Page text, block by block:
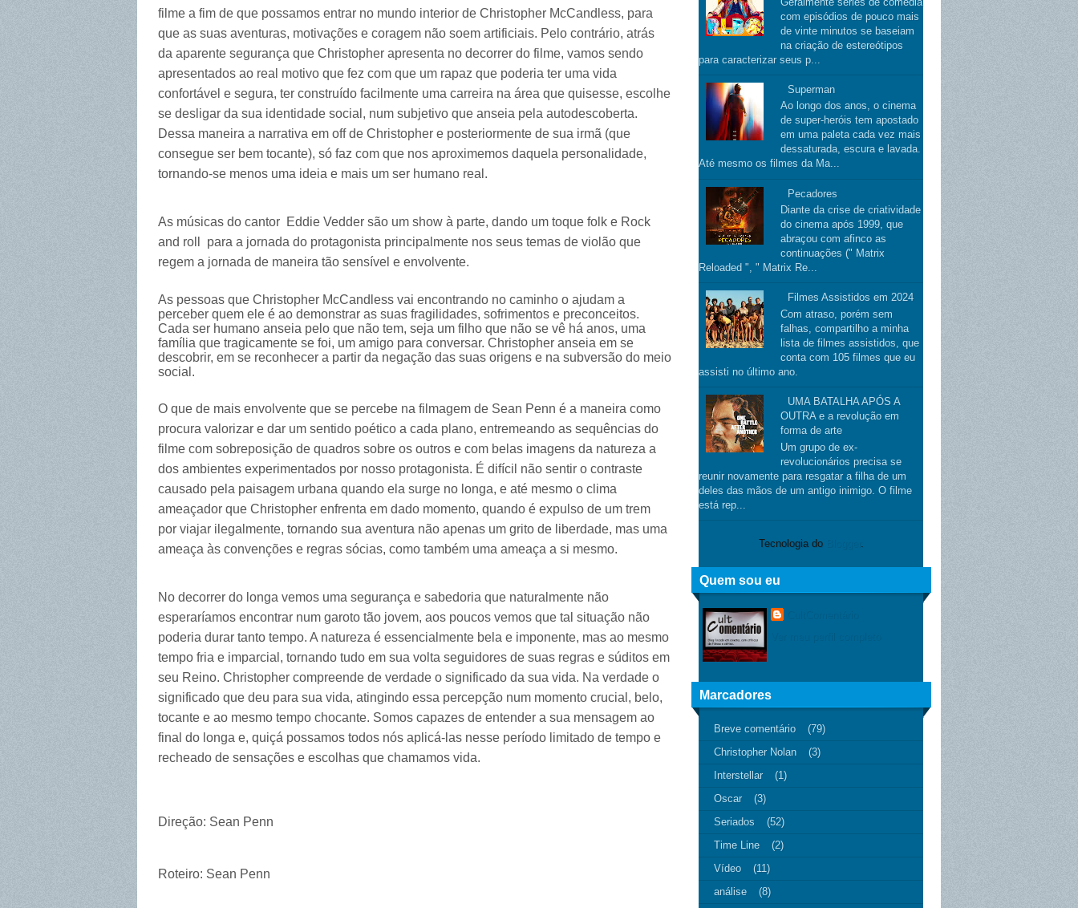
filme a fim de que possamos entrar no mundo interior de Christopher McCandless, para
que as suas aventuras, motivações e coragem não soem artificiais. Pelo contrário, atrás
da aparente segurança que Christopher apresenta no decorrer do filme, vamos sendo
apresentados ao real motivo que fez com que um rapaz que poderia ter uma vida
confortável e segura, ter construído facilmente uma carreira na área que quisesse, escolhe
se desligar da sua identidade social, num subjetivo que anseia pela autodescoberta.
Dessa maneira a narrativa em off de Christopher e posteriormente de sua irmã (que
consegue ser bem tocante), só faz com que nos aproximemos daquela personalidade,
tornando-se menos uma ideia e mais um ser humano real.
As músicas do cantor Eddie Vedder são um show à parte, dando um toque folk e Rock
and roll para a jornada do protagonista principalmente nos seus temas de violão que
regem a jornada de maneira tão sensível e envolvente.
As pessoas que Christopher McCandless vai encontrando no caminho o ajudam a
perceber quem ele é ao demonstrar as suas fragilidades, sofrimentos e preconceitos.
Cada ser humano anseia pelo que não tem, seja um filho que não se vê há anos, uma
família que tragicamente se foi, um amigo para conversar. Christopher anseia em se
descobrir, em se reconhecer a partir da negação das suas origens e na subversão do meio
social.
O que de mais envolvente que se percebe na filmagem de Sean Penn é a maneira como
procura valorizar e dar um sentido poético a cada plano, entremeando as sequências do
filme com sobreposição de quadros sobre os outros e com belas imagens da natureza a
dos ambientes experimentados por nosso protagonista. É difícil não sentir o contraste
causado pela paisagem urbana quando ela surge no longa, e até mesmo o clima
ameaçador que Christopher enfrenta em dado momento, quando é expulso de um trem
por viajar ilegalmente, tornando sua aventura não apenas um grito de liberdade, mas uma
ameaça às convenções e regras sócias, como também uma ameaça a si mesmo.
No decorrer do longa vemos uma segurança e sabedoria que naturalmente não
esperaríamos encontrar num garoto tão jovem, aos poucos vemos que tal situação não
poderia durar tanto tempo. A natureza é essencialmente bela e imponente, mas ao mesmo
tempo fria e imparcial, tornando tudo em sua volta seguidores de suas regras e súditos em
seu Reino. Christopher compreende de verdade o significado da sua vida. Na verdade o
significado que deu para sua vida, atingindo essa percepção num momento crucial, belo,
tocante e ao mesmo tempo chocante. Somos capazes de entender a sua mensagem ao
final do longa e, quiçá possamos todos nós aplicá-las nesse período limitado de tempo e
recheado de sensações e escolhas que chamamos vida.
Direção: Sean Penn
Roteiro: Sean Penn
com episódios de pouco mais
de vinte minutos se baseiam
na criação de estereótipos
para caracterizar seus p...
Superman
Ao longo dos anos, o cinema
de super-heróis tem apostado
em uma paleta cada vez mais
dessaturada, escura e lavada.
Até mesmo os filmes da Ma...
Pecadores
Diante da crise de criatividade
do cinema após 1999, que
abraçou com afinco as
continuações (" Matrix
Reloaded ", " Matrix Re...
Filmes Assistidos em 2024
Com atraso, porém sem
falhas, compartilho a minha
lista de filmes assistidos, que
conta com 105 filmes que eu
assisti no último ano.
UMA BATALHA APÓS A
OUTRA e a revolução em
forma de arte
Um grupo de ex-
revolucionários precisa se
reunir novamente para resgatar a filha de um
deles das mãos de um antigo inimigo. O filme
está rep...
Tecnologia do
Quem sou eu
Marcadores
Breve comentário
(79)
Christopher Nolan
(3)
Interstellar
(1)
Oscar
(3)
Seriados
(52)
Time Line
(2)
Vídeo
(11)
análise
(8)